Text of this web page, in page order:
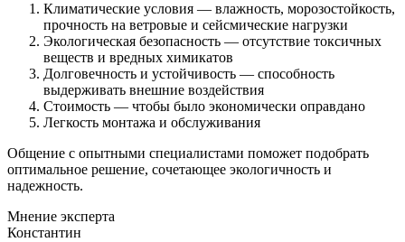
Климатические условия — влажность, морозостойкость,
прочность на ветровые и сейсмические нагрузки
Экологическая безопасность — отсутствие токсичных
веществ и вредных химикатов
Долговечность и устойчивость — способность
выдерживать внешние воздействия
Стоимость — чтобы было экономически оправдано
Легкость монтажа и обслуживания
Общение с опытными специалистами поможет подобрать
оптимальное решение, сочетающее экологичность и
надежность.
Мнение эксперта
Константин